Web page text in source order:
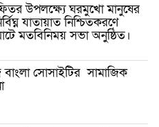
উপলক্ষ্যে ঘরমুখো মানুষের
যাতায়াত নিশ্চিতকরণে
মতবিনিময় সভা অনুষ্ঠিত।
সোসাইটির সামাজিক